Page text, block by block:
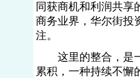
同获商机和利润共享
商务业界，华尔街投
注。
这里的整合，是一
累积，一种持续不懈